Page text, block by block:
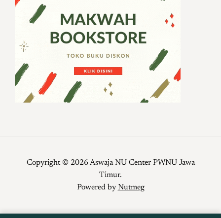
Copyright © 2026 Aswaja NU Center PWNU Jawa
Timur.
Powered by Nutmeg